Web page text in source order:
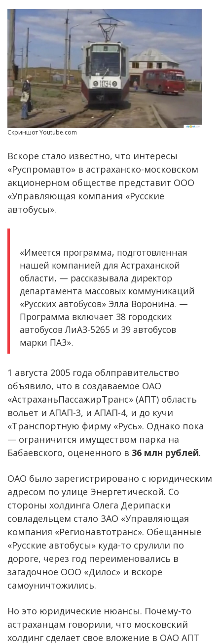
Скриншот Youtube.com
Вскоре стало известно, что интересы
«Руспромавто» в астраханско-московском
акционерном обществе представит ООО
«Управляющая компания «Русские
автобусы».
«Имеется программа, подготовленная
нашей компанией для Астраханской
области, — рассказывала директор
департамента массовых коммуникаций
«Русских автобусов» Элла Воронина. —
Программа включает 38 городских
автобусов ЛиАЗ-5265 и 39 автобусов
марки ПАЗ».
1 августа 2005 года облправительство
объявило, что в создаваемое ОАО
«АстраханьПассажирТранс» (АПТ) область
вольет и АПАП-3, и АПАП-4, и до кучи
«Транспортную фирму «Русь». Однако пока
— ограничится имуществом парка на
Бабаевского, оцененного в 36 млн рублей.
ОАО было зарегистрировано с юридическим
адресом по улице Энергетической. Со
стороны холдинга Олега Дерипаски
совладельцем стало ЗАО «Управляющая
компания «Регионавтотранс». Обещанные
«Русские автобусы» куда-то срулили по
дороге, через год переименовались в
загадочное ООО «Дилос» и вскоре
самоуничтожились.
Но это юридические нюансы. Почему-то
астраханцам говорили, что московский
холдинг сделает свое вложение в ОАО АПТ